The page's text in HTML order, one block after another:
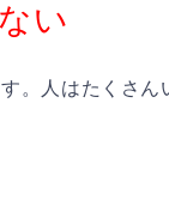
い
。人はたくさ